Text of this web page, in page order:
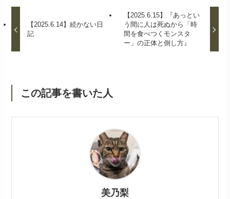
【2025.6.14】続かない日
記
【2025.6.15】『あっとい
う間に人は死ぬから「時
間を食べつくモンスタ
ー」の正体と倒し方』
この記事を書いた人
美乃梨